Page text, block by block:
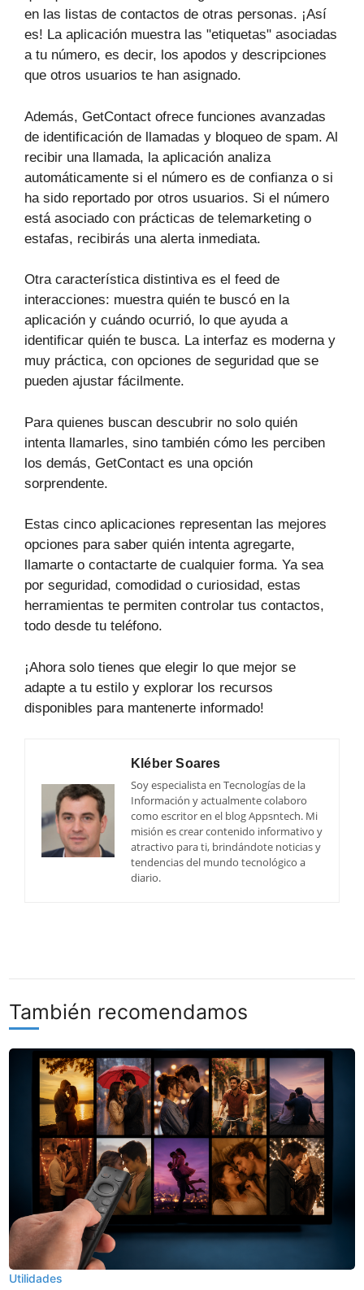
en las listas de contactos de otras personas. ¡Así
es! La aplicación muestra las "etiquetas" asociadas
a tu número, es decir, los apodos y descripciones
que otros usuarios te han asignado.
Además, GetContact ofrece funciones avanzadas
de identificación de llamadas y bloqueo de spam. Al
recibir una llamada, la aplicación analiza
automáticamente si el número es de confianza o si
ha sido reportado por otros usuarios. Si el número
está asociado con prácticas de telemarketing o
estafas, recibirás una alerta inmediata.
Otra característica distintiva es el feed de
interacciones: muestra quién te buscó en la
aplicación y cuándo ocurrió, lo que ayuda a
identificar quién te busca. La interfaz es moderna y
muy práctica, con opciones de seguridad que se
pueden ajustar fácilmente.
Para quienes buscan descubrir no solo quién
intenta llamarles, sino también cómo les perciben
los demás, GetContact es una opción
sorprendente.
Estas cinco aplicaciones representan las mejores
opciones para saber quién intenta agregarte,
llamarte o contactarte de cualquier forma. Ya sea
por seguridad, comodidad o curiosidad, estas
herramientas te permiten controlar tus contactos,
todo desde tu teléfono.
¡Ahora solo tienes que elegir lo que mejor se
adapte a tu estilo y explorar los recursos
disponibles para mantenerte informado!
Kléber Soares
Soy especialista en Tecnologías de la
Información y actualmente colaboro
como escritor en el blog Appsntech. Mi
misión es crear contenido informativo y
atractivo para ti, brindándote noticias y
tendencias del mundo tecnológico a
diario.
También recomendamos
Utilidades